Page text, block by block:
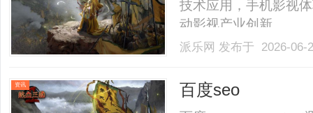
技术应用，手机影视
动影视产业创新。......
派乐网 发布于 2026-
资讯 百度seo